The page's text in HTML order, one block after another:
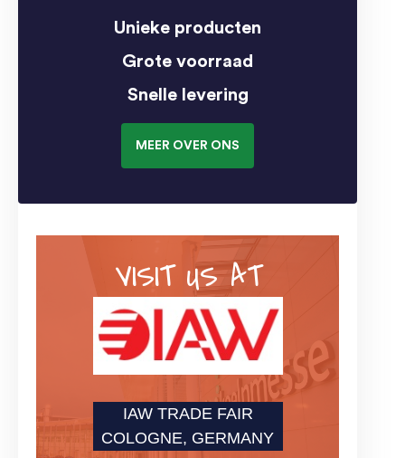
Unieke producten
Grote voorraad
Snelle levering
MEER OVER ONS
VISIT US AT
IAW TRADE FAIR
COLOGNE, GERMANY